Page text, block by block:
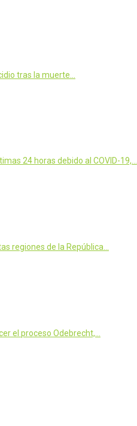
tras la muerte…
24 horas debido al COVID-19,…
regiones de la República…
el proceso Odebrecht,…